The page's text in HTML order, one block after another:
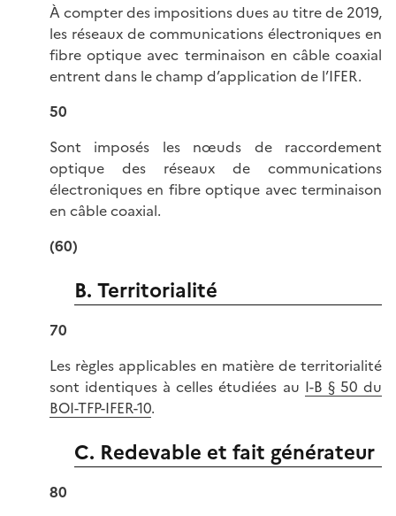
À compter des impositions dues au titre de 2019,
les réseaux de communications électroniques en
fibre optique avec terminaison en câble coaxial
entrent dans le champ d’application de l’IFER.
50
Sont imposés les nœuds de raccordement
optique des réseaux de communications
électroniques en fibre optique avec terminaison
en câble coaxial.
(60)
B. Territorialité
70
Les règles applicables en matière de territorialité
sont identiques à celles étudiées au I-B § 50 du
BOI-TFP-IFER-10.
C. Redevable et fait générateur
80